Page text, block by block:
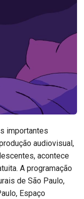
importantes
audiovisual,
acontece
A programação
de São Paulo,
Espaço